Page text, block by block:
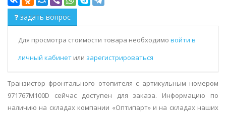
задать вопрос
Для просмотра стоимости товара необходимо войти в
личный кабинет или зарегистрироваться
Транзистор фронтального отопителя с артикульным номером
971767M100D сейчас доступен для заказа. Информацию по
наличию на складах компании «Оптипарт» и на складах наших